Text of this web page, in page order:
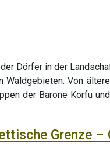
Dörfer in der
Von
der Barone Korfu
Grenze –